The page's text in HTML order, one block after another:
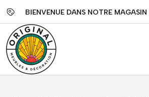
BIENVENUE DANS NOTRE MAGASIN